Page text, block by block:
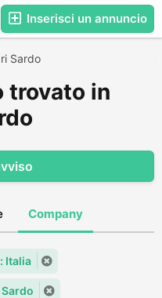
Inserisci un annuncio
Sardo
trovato in
Company
Italia